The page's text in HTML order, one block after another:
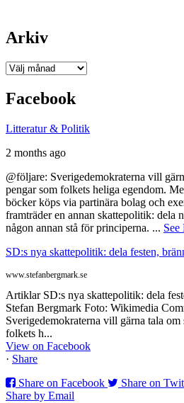
Arkiv
Arkiv
Facebook
Litteratur & Politik
2 months ago
@följare: Sverigedemokraterna vill
pengar som folkets heliga egendom.
böcker köps via partinära bolag och
framträder en annan skattepolitik: dela
någon annan stå för principerna. ... See
SD:s nya skattepolitik: dela festen,
www.stefanbergmark.se
Artiklar SD:s nya skattepolitik: dela
Stefan Bergmark Foto: Wikimedia
Sverigedemokraterna vill gärna tala om
folkets h...
View on Facebook
· Share
Share on Facebook
Share on
Share by Email